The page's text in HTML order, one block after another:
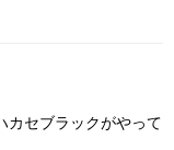
セブラックがやって